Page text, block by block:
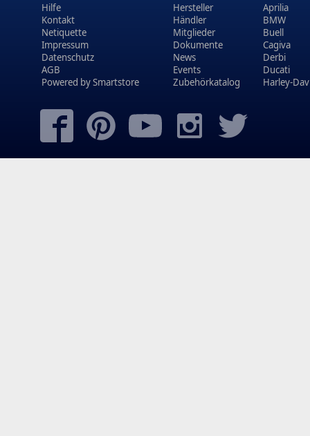
Hilfe
Kontakt
Netiquette
Impressum
Datenschutz
AGB
Powered bySmartstore
Hersteller
Händler
Mitglieder
Dokumente
News
Events
Zubehörkatalog
Aprilia
BMW
Buell
Cagiva
Derbi
Ducati
Harley-